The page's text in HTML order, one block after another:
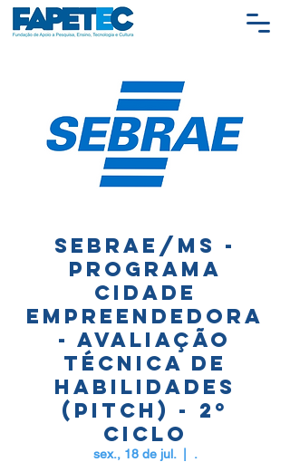
SEBRAE/MS -
Programa
Cidade
Empreendedora
- Avaliação
Técnica de
Habilidades
(Pitch) - 2º
Ciclo
sex., 18 de jul.
  |
.